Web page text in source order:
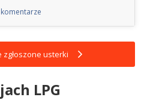
usterki
LPG